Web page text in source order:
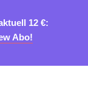
12 €:
Abo!